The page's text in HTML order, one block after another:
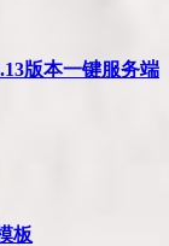
版本一键服务端
板